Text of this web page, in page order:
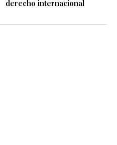
derecho internacional